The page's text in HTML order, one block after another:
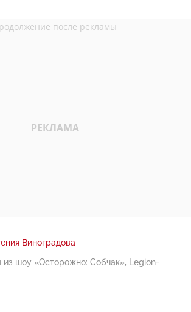
Виноградова
из шоу «Осторожно: Собчак», Legion-